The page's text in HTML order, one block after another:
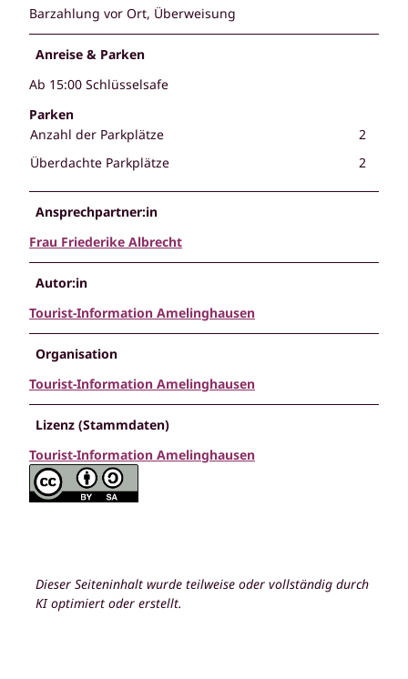
Barzahlung vor Ort, Überweisung
Anreise & Parken
Ab 15:00 Schlüsselsafe
Parken
Anzahl der Parkplätze
2
Überdachte Parkplätze
2
Ansprechpartner:in
Frau Friederike Albrecht
Autor:in
Tourist-Information Amelinghausen
Organisation
Tourist-Information Amelinghausen
Lizenz (Stammdaten)
Tourist-Information Amelinghausen
Dieser Seiteninhalt wurde teilweise oder vollständig durch
KI optimiert oder erstellt.